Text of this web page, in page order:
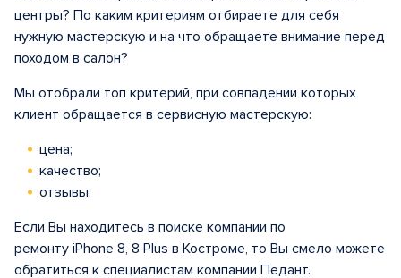
центры? По каким критериям отбираете для себя
нужную мастерскую и на что обращаете внимание перед
походом в салон?
Мы отобрали топ критерий, при совпадении которых
клиент обращается в сервисную мастерскую:
цена;
качество;
отзывы.
Если Вы находитесь в поиске компании по
ремонту iPhone 8, 8 Plus в Костроме, то Вы смело можете
обратиться к специалистам компании Педант.